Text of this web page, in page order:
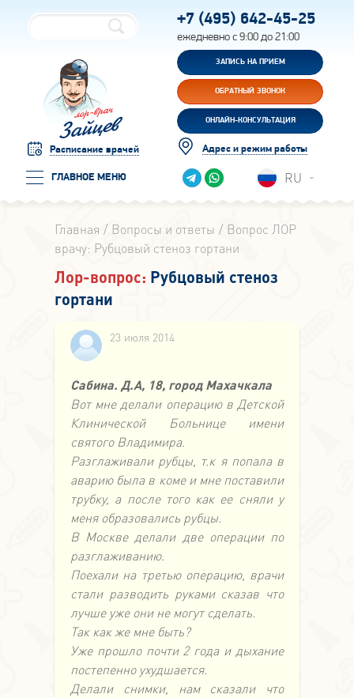
Расписание врачей
ГЛАВНОЕ МЕНЮ
+7 (495) 642-45-25
ежедневно с 9:00 до 21:00
ЗАПИСЬ НА ПРИЕМ
ОБРАТНЫЙ ЗВОНОК
ОНЛАЙН-КОНСУЛЬТАЦИЯ
Адрес и режим работы
RU
Главная Вопросы и ответы
Вопрос ЛОР
врачу: Рубцовый стеноз гортани
Лор-вопрос: Рубцовый стеноз
гортани
23 июля 2014
Сабина. Д.А, 18, город Махачкала
Вот мне делали операцию в Детской
Клинической Больнице имени
святого Владимира.
Разглаживали рубцы, т.к я попала в
аварию была в коме и мне поставили
трубку, а после того как ее сняли у
меня образовались рубцы.
В Москве делали две операции по
разглаживанию.
Поехали на третью операцию, врачи
стали разводить руками сказав что
лучше уже они не могут сделать.
Так как же мне быть?
Уже прошло почти 2 года и дыхание
постепенно ухудшается.
Делали снимки, нам сказали что